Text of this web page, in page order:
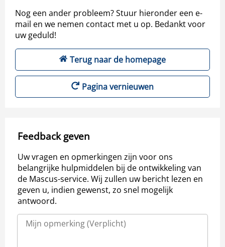
Nog een ander probleem? Stuur hieronder een e-
mail en we nemen contact met u op. Bedankt voor
uw geduld!
Terug naar de homepage
Pagina vernieuwen
Feedback geven
Uw vragen en opmerkingen zijn voor ons
belangrijke hulpmiddelen bij de ontwikkeling van
de Mascus-service. Wij zullen uw bericht lezen en
geven u, indien gewenst, zo snel mogelijk
antwoord.